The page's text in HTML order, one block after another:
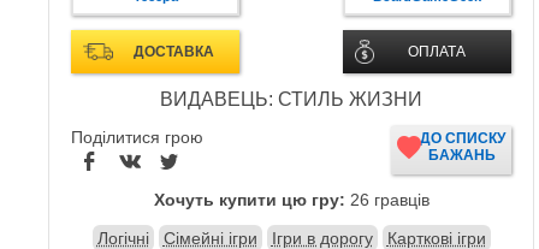
ДОСТАВКА ОПЛАТА
ВИДАВЕЦЬ: СТИЛЬ ЖИЗНИ
Поділитися грою
ДО СПИСКУ
БАЖАНЬ
Хочуть купити цю гру: 26 гравців
Логічні
Сімейні ігри Ігри в дорогу
Карткові ігри